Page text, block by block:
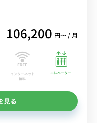
106,200 円〜 / 月
インターネット
無料
エレベーター
見る